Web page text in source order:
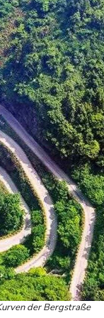
der Bergstraße